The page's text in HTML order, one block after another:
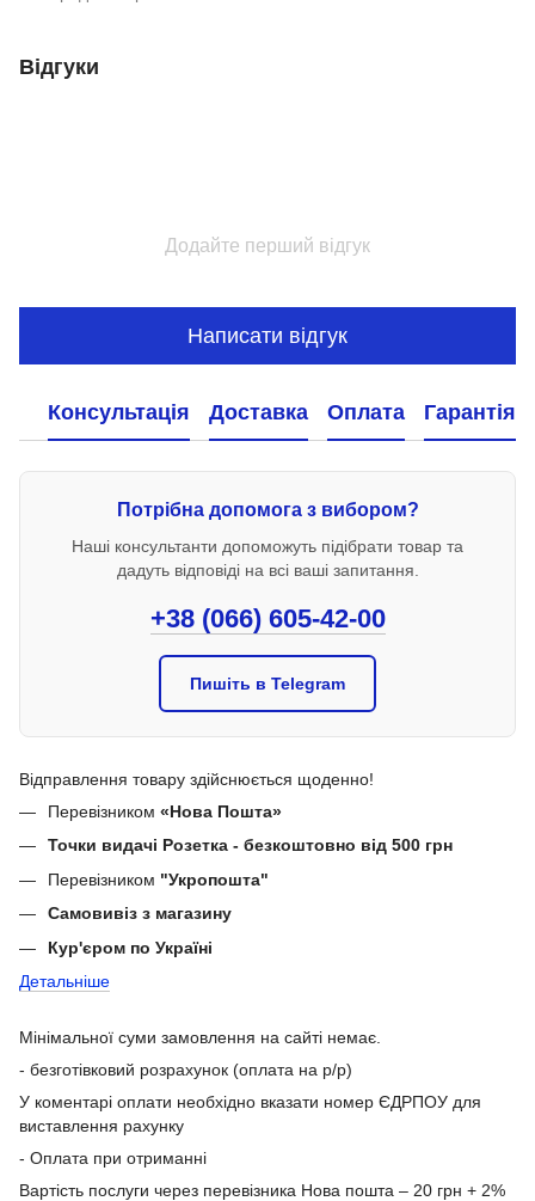
Відгуки
Додайте перший відгук
Написати відгук
Консультація Доставка Оплата Гарантія
Потрібна допомога з вибором?
Наші консультанти допоможуть підібрати товар та
дадуть відповіді на всі ваші запитання.
+38 (066) 605-42-00
Пишіть в Telegram
Відправлення товару здійснюється щоденно!
Перевізником «Нова Пошта»
Точки видачі Розетка - безкоштовно від 500 грн
Перевізником "Укропошта"
Самовивіз з магазину
Кур'єром по Україні
Детальніше
Мінімальної суми замовлення на сайті немає.
- безготівковий розрахунок (оплата на р/р)
У коментарі оплати необхідно вказати номер ЄДРПОУ для
виставлення рахунку
- Оплата при отриманні
Вартість послуги через перевізника Нова пошта – 20 грн + 2%